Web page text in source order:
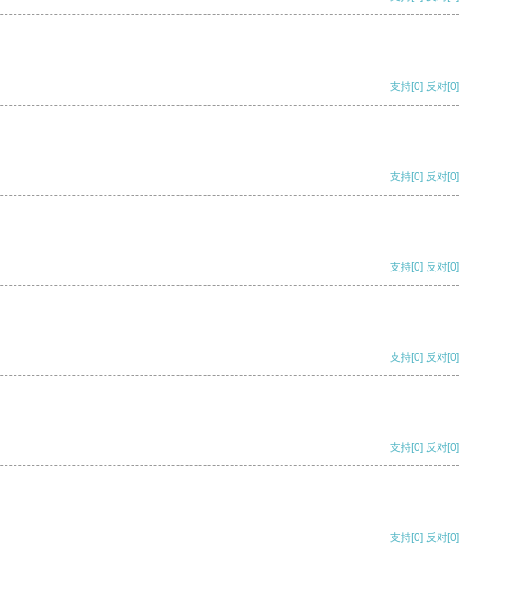
支持[0] 反对[0]
支持[0] 反对[0]
支持[0] 反对[0]
支持[0] 反对[0]
支持[0] 反对[0]
支持[0] 反对[0]